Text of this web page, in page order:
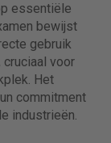
essentiële
bewijst
gebruik
voor
Het
commitment
industrieën.